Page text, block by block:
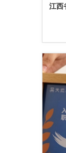
江西